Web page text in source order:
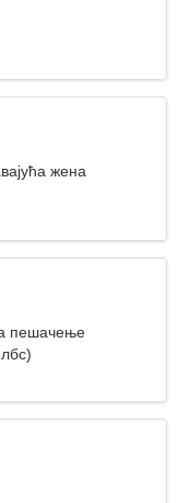
жена
пешачење